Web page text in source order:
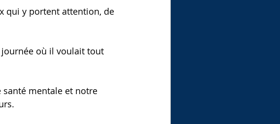
qui y portent attention, de
où il voulait tout
santé mentale et notre